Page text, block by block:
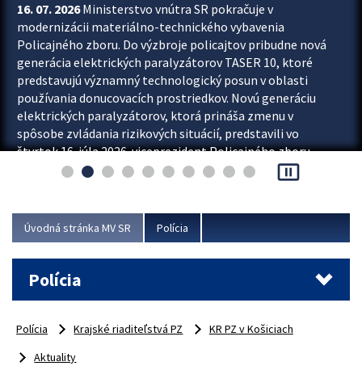
16. 07. 2026Ministerstvo vnútra SR pokračuje v
modernizácii materiálno-technického vybavenia
Policajného zboru. Do výzbroje policajtov pribudne nová
generácia elektrických paralyzátorov TASER 10, ktoré
predstavujú významný technologický posun v oblasti
používania donucovacích prostriedkov. Novú generáciu
elektrických paralyzátorov, ktorá prináša zmenu v
spôsobe zvládania rizikových situácií, predstavili vo
štvrtok 16. júla 2026 viceprezident Policajného zboru
Rastislav Polakovič a riaditeľ odboru výcviku...
pause_presentation
Úvodná stránka MV SR Polícia
Polícia
Polícia Krajské riaditeľstvá PZ
KR PZ v Košiciach
Aktuality